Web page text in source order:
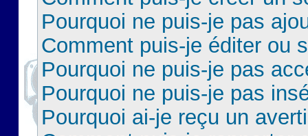
Pourquoi ne puis-je pas
Comment puis-je éditer ou
Pourquoi ne puis-je pas
Pourquoi ne puis-je pas
Pourquoi ai-je reçu un